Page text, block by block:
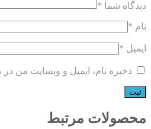
دیدگاه شما *
نام *
ایمیل *
ذخیره نام، ایمیل و وبسایت من
محصولات مرتبط